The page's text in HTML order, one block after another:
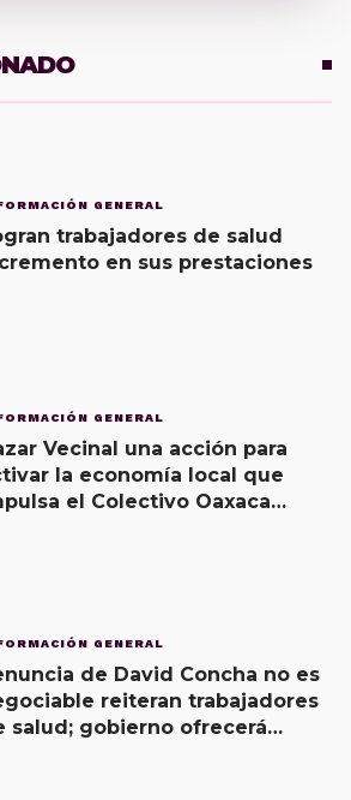
GENERAL
trabajadores de salud
en sus prestaciones
GENERAL
Vecinal una acción para
la economía local que
el Colectivo Oaxaca
GENERAL
de David Concha no es
reiteran trabajadores
salud; gobierno ofrecerá